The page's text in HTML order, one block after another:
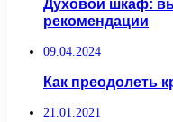
Духовой шкаф:
рекомендации
09.04.2024
Как преодолеть
21.01.2021